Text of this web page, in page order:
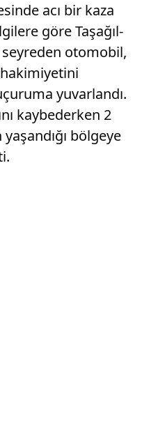
acı bir kaza
göre Taşağıl-
otomobil,
yuvarlandı.
kaybederken 2
bölgeye